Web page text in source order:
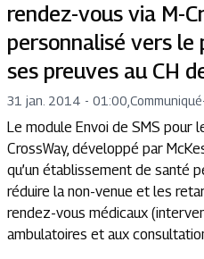
rendez-vous via M-
personnalisé vers
ses preuves au CH
31 jan. 2014 - 01:00 Communiqué
Le module Envoi de SMS pour
CrossWay, développé par
qu’un établissement de santé
réduire la non-venue et les
rendez-vous médicaux
ambulatoires et aux